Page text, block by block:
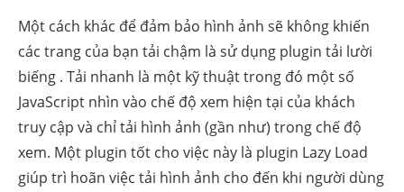
Một cách khác để đảm bảo hình ảnh sẽ không khiến
các trang của bạn tải chậm là sử dụng plugin tải lười
biếng . Tải nhanh là một kỹ thuật trong đó một số
JavaScript nhìn vào chế độ xem hiện tại của khách
truy cập và chỉ tải hình ảnh (gần như) trong chế độ
xem. Một plugin tốt cho việc này là plugin Lazy Load
giúp trì hoãn việc tải hình ảnh cho đến khi người dùng